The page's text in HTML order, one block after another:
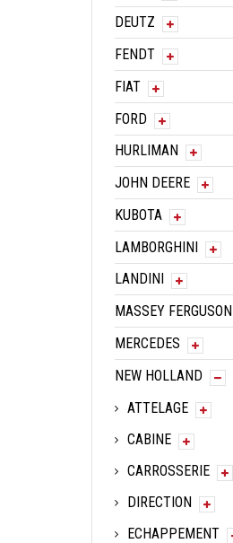
DEUTZ
FENDT
FIAT
FORD
HURLIMAN
JOHN DEERE
KUBOTA
LAMBORGHINI
LANDINI
MASSEY FERGUSON
MERCEDES
NEW HOLLAND
ATTELAGE
CABINE
CARROSSERIE
DIRECTION
ECHAPPEMENT